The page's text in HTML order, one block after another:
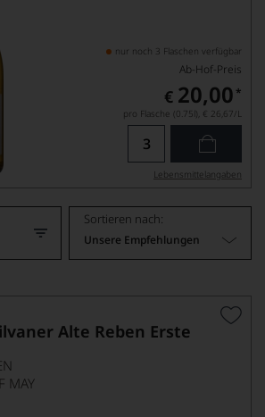
nur noch 3 Flaschen verfügbar
Ab-Hof-Preis
€ 20,00 *
pro Flasche (0.75l), € 26,67/L
Lebensmittel­angaben
Sortieren nach:
Unsere Empfehlungen
Alte Reben Erste
MAY